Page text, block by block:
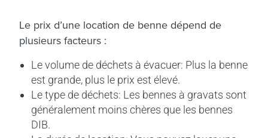
Le prix d’une location de benne dépend de
plusieurs facteurs :
Le volume de déchets à évacuer: Plus la benne
est grande, plus le prix est élevé.
Le type de déchets: Les bennes à gravats sont
généralement moins chères que les bennes
DIB.